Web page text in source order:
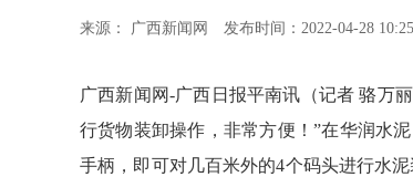
来源： 广西新闻网 发布时间：2022-04-28
广西新闻网-广西日报平南讯（记者 骆万
行货物装卸操作，非常方便！”在华润水
手柄，即可对几百米外的4个码头进行水